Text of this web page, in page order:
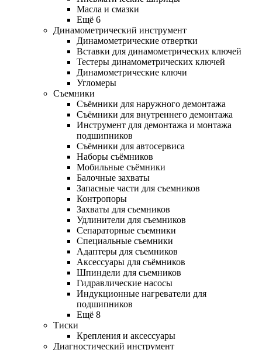
Масла и смазки
Ещё 6
Динамометрический инструмент
Динамометрические отвертки
Вставки для динамометрических ключей
Тестеры динамометрических ключей
Динамометрические ключи
Угломеры
Съемники
Съёмники для наружного демонтажа
Съёмники для внутреннего демонтажа
Инструмент для демонтажа и монтажа
подшипников
Съёмники для автосервиса
Наборы съёмников
Мобильные съёмники
Балочные захваты
Запасные части для съемников
Контропоры
Захваты для съемников
Удлинители для съемников
Сепараторные съемники
Специальные съемники
Адаптеры для съемников
Аксессуары для съёмников
Шпиндели для съемников
Гидравлические насосы
Индукционные нагреватели для
подшипников
Ещё 8
Тиски
Крепления и аксессуары
Диагностический инструмент